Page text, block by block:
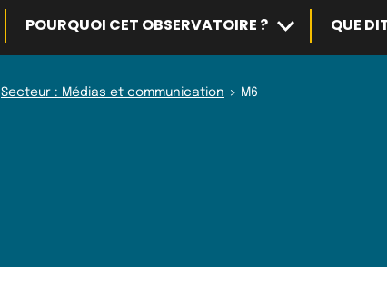
POURQUOI CET OBSERVATOIRE ? Sous-menu
QUE
Secteur : Médias et communication M6